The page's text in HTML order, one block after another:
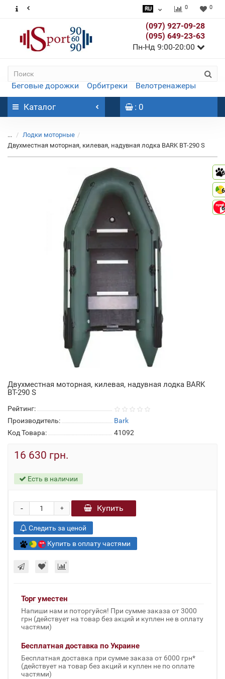
0 0
(097) 927-09-28
(095) 649-23-63
Пн-Нд 9:00-20:00
Беговые дорожки Орбитреки Велотренажеры
Каталог : 0
...
Лодки моторные
Двухместная моторная, килевая, надувная лодка BARK ВТ-290 S
6
6
6
Двухместная моторная, килевая, надувная лодка BARK
ВТ-290 S
Рейтинг:
Производитель:
Bark
Код Товара:
41092
16 630 грн.
Есть в наличии
+
- Купить
Следить за ценой
Купить в оплату частями
Торг уместен
Напиши нам и поторгуйся! При сумме заказа от 3000
грн (действует на товар без акций и куплен не в оплату
частями)
Бесплатная доставка по Украине
Бесплатная доставка при сумме заказа от 6000 грн*
(действует на товар без акций и куплен не по оплате
частями)